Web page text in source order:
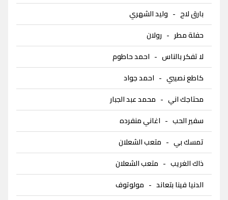
بارق لاح - وليد الشهري
حفلة مطر- رولان
لا تفكر بالناس - احمد حاطوم
كاطع نصيبي - احمد جواد
محتاجك اني - محمد عبد الجبار
سفير الحب - اغاني منفرده
تمسك بي - متعب الشعلان
ذاك الغريب - متعب الشعلان
الدنيا فينا بتعاند - مولوتوف